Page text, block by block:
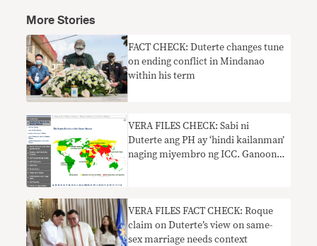
More Stories
FACT CHECK: Duterte changes tune
on ending conflict in Mindanao
within his term
VERA FILES CHECK: Sabi ni
Duterte ang PH ay ‘hindi kailanman’
naging miyembro ng ICC. Ganoon
VERA FILES FACT CHECK: Roque
claim on Duterte’s view on same-
sex marriage needs context